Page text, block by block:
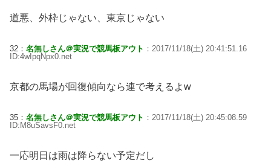
道悪、外枠じゃない、東京じゃない
32： 名無しさん＠実況で競馬板アウト ：2017/11/18(土) 20:41:51.16
ID:4wIpqNpx0.net
京都の馬場が回復傾向なら連で考えるよw
35： 名無しさん＠実況で競馬板アウト ：2017/11/18(土) 20:45:08.59
ID:M8uSavsF0.net
一応明日は雨は降らない予定だし